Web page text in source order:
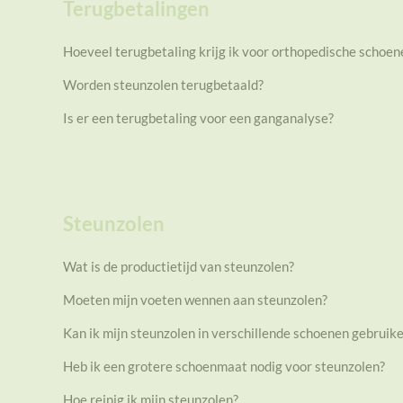
Terugbetalingen
Hoeveel terugbetaling krijg ik voor orthopedische
Worden steunzolen terugbetaald?
Is er een terugbetaling voor een ganganalyse?
Steunzolen
Wat is de productietijd van steunzolen?
Moeten mijn voeten wennen aan steunzolen?
Kan ik mijn steunzolen in verschillende schoenen
Heb ik een grotere schoenmaat nodig voor steunzolen?
Hoe reinig ik mijn steunzolen?